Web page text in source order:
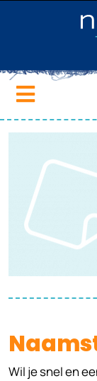
Wil je snel en